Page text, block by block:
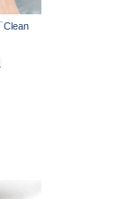
Clean